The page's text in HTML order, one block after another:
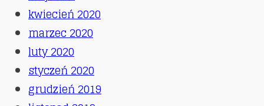
kwiecień 2020
marzec 2020
luty 2020
styczeń 2020
grudzień 2019